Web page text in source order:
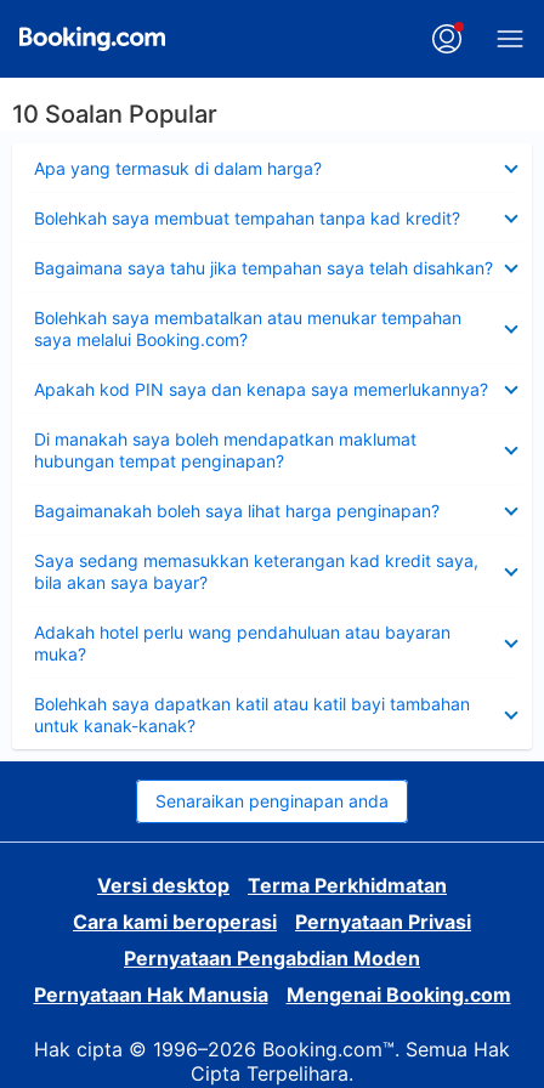
10 Soalan Popular
Apa yang termasuk di dalam harga?
Bolehkah saya membuat tempahan tanpa kad kredit?
Bagaimana saya tahu jika tempahan saya telah disahkan?
Bolehkah saya membatalkan atau menukar tempahan
saya melalui Booking.com?
Apakah kod PIN saya dan kenapa saya memerlukannya?
Di manakah saya boleh mendapatkan maklumat
hubungan tempat penginapan?
Bagaimanakah boleh saya lihat harga penginapan?
Saya sedang memasukkan keterangan kad kredit saya,
bila akan saya bayar?
Adakah hotel perlu wang pendahuluan atau bayaran
muka?
Bolehkah saya dapatkan katil atau katil bayi tambahan
untuk kanak-kanak?
Senaraikan penginapan anda
Versi desktop
Terma Perkhidmatan
Cara kami beroperasi
Pernyataan Privasi
Pernyataan Pengabdian Moden
Pernyataan Hak Manusia
Mengenai Booking.com
Hak cipta © 1996–2026 Booking.com™. Semua Hak
Cipta Terpelihara.